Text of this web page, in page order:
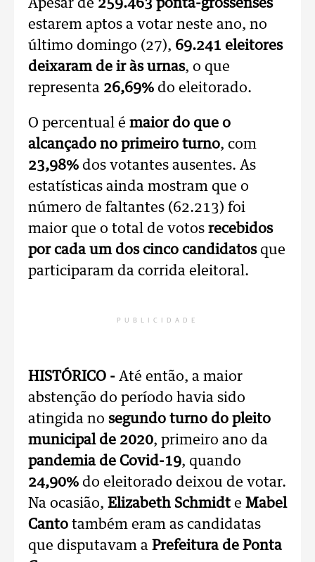
Apesar de 259.463 ponta-grossenses
estarem aptos a votar neste ano, no
último domingo (27), 69.241 eleitores
deixaram de ir às urnas, o que
representa 26,69% do eleitorado.
O percentual é maior do que o
alcançado no primeiro turno, com
23,98% dos votantes ausentes. As
estatísticas ainda mostram que o
número de faltantes (62.213) foi
maior que o total de votos recebidos
por cada um dos cinco candidatosque
participaram da corrida eleitoral.
PUBLICIDADE
HISTÓRICO - Até então, a maior
abstenção do período havia sido
atingida no segundo turno do pleito
municipal de 2020, primeiro ano da
pandemia de Covid-19, quando
24,90% do eleitorado deixou de votar.
Na ocasião, Elizabeth Schmidt e Mabel
Canto também eram as candidatas
que disputavam a Prefeitura de Ponta